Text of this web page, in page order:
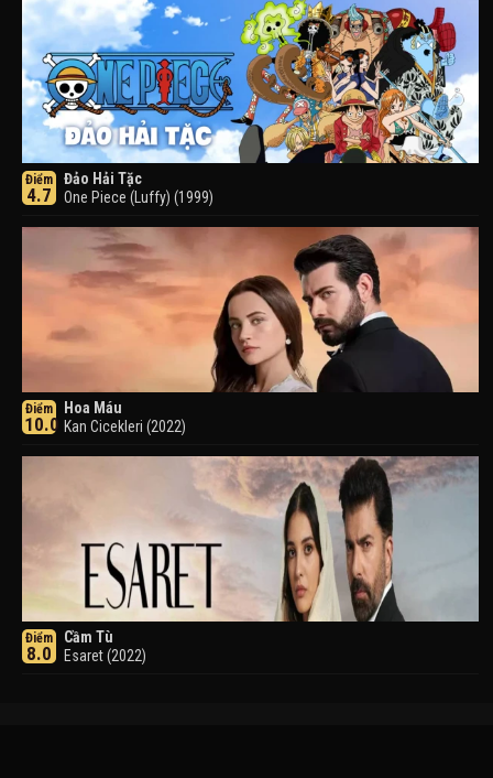
Điểm
4.7
Đảo Hải Tặc
One Piece (Luffy) (1999)
Điểm
10.0
Hoa Máu
Kan Cicekleri (2022)
Điểm
8.0
Cầm Tù
Esaret (2022)